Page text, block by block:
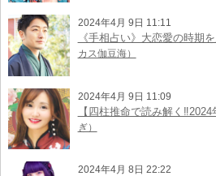
2024年4月 9日 11:11
《手相占い》大恋愛の時期
カス伽豆海）
2024年4月 9日 11:09
【四柱推命で読み解く
ぎ）
2024年4月 8日 22:22